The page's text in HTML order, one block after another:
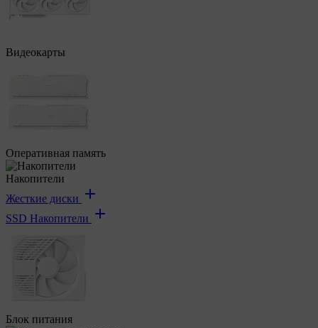
Видеокарты
Оперативная память
Накопители
Жесткие диски
SSD Накопители
Блок питания